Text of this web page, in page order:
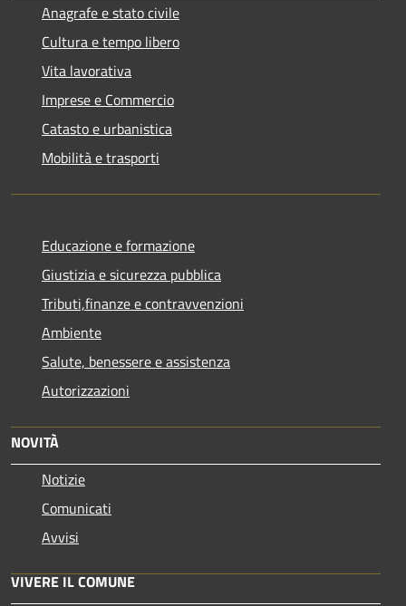
Anagrafe e stato civile
Cultura e tempo libero
Vita lavorativa
Imprese e Commercio
Catasto e urbanistica
Mobilità e trasporti
Educazione e formazione
Giustizia e sicurezza pubblica
Tributi,finanze e contravvenzioni
Ambiente
Salute, benessere e assistenza
Autorizzazioni
NOVITÀ
Notizie
Comunicati
Avvisi
VIVERE IL COMUNE